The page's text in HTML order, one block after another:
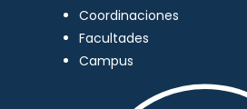
Coordinaciones
Facultades
Campus